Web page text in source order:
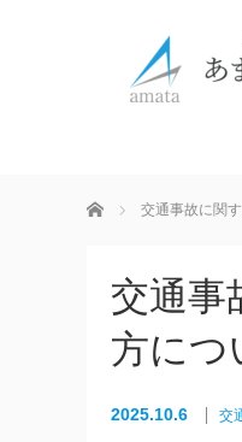
ホーム 交通事故に関
交通事
方につ
2025.10.6 交